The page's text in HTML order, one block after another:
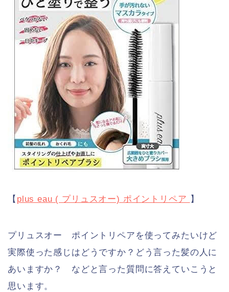
【 plus eau ( プリュスオー) ポイントリペア 】
プリュスオー ポイントリペアを使ってみたいけど
実際使った感じはどうですか？どう言った髪の人に
あいますか？ などと言った質問に答えていこうと
思います。